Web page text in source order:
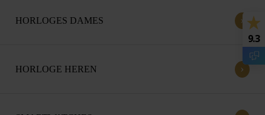
HORLOGES DAMES ›
HORLOGE HEREN ›
9.3